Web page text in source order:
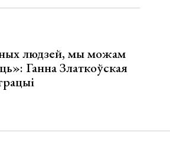
людзей, мы можам
Ганна Златкоўская